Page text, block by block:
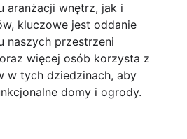
aranżacji wnętrz, jak i
kluczowe jest oddanie
naszych przestrzeni
więcej osób korzysta z
w tych dziedzinach, aby
domy i ogrody.